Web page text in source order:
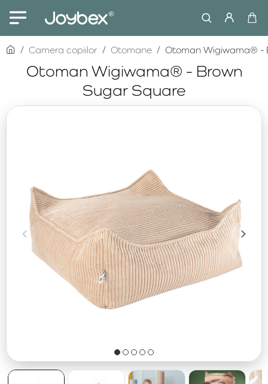
Otoman Wigiwama® - Brown
Sugar Square
homeCamera copiilor Otomane Otoman Wigiwama® -